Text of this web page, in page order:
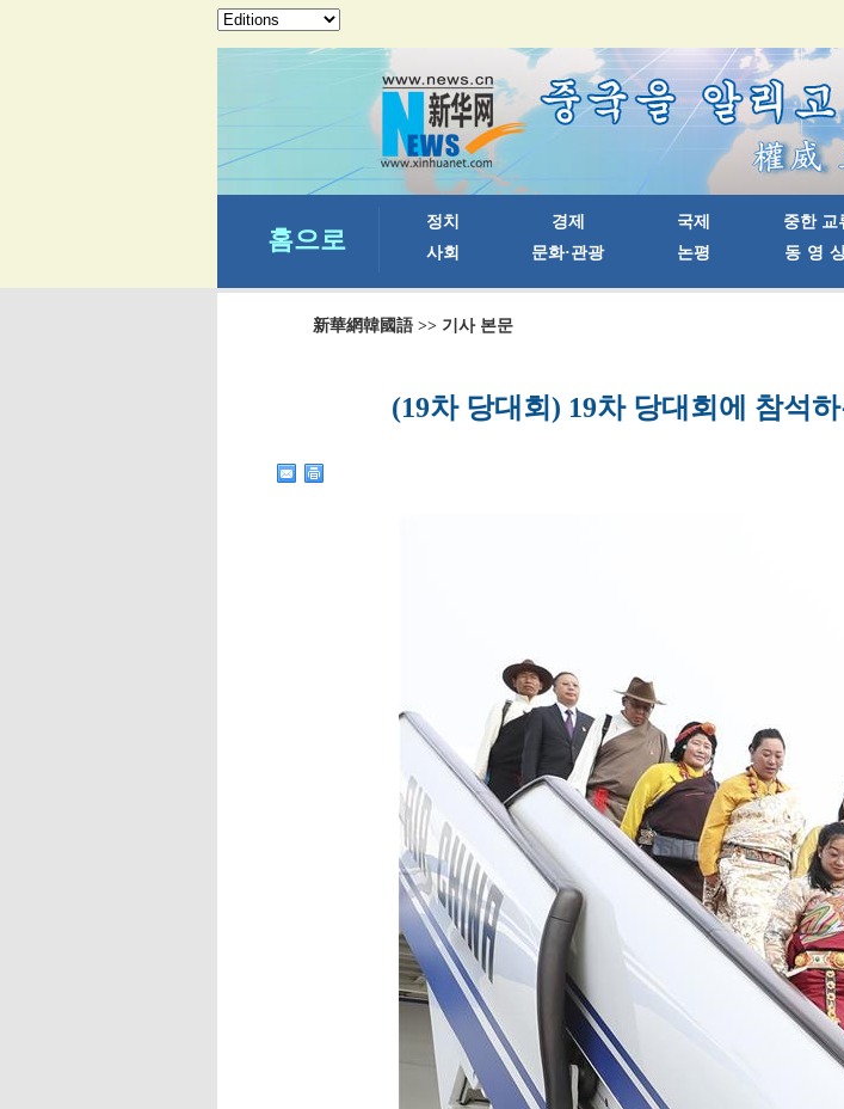
新華網韓國語 >> 기사 본문
(19차 당대회) 19차 당대회에 참석